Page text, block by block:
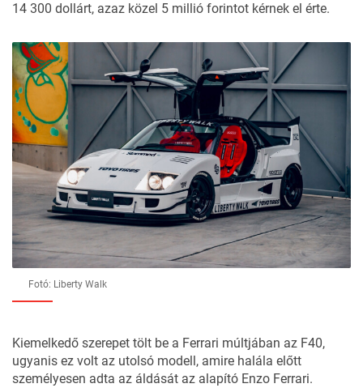
14 300 dollárt, azaz közel 5 millió forintot kérnek el érte.
Fotó: Liberty Walk
Kiemelkedő szerepet tölt be a Ferrari múltjában az F40,
ugyanis ez volt az utolsó modell, amire halála előtt
személyesen adta az áldását az alapító Enzo Ferrari.